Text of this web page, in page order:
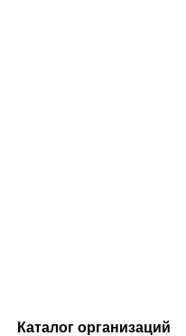
Каталог организаций